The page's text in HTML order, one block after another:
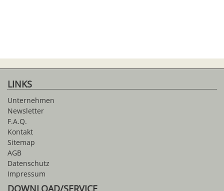
LINKS
Unternehmen
Newsletter
F.A.Q.
Kontakt
Sitemap
AGB
Datenschutz
Impressum